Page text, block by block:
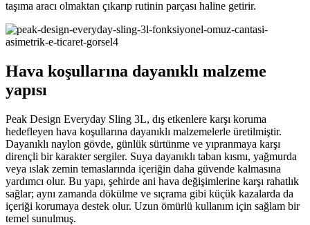
taşıma aracı olmaktan çıkarıp rutinin parçası haline getirir.
Hava koşullarına dayanıklı malzeme
yapısı
Peak Design Everyday Sling 3L, dış etkenlere karşı koruma
hedefleyen hava koşullarına dayanıklı malzemelerle üretilmiştir.
Dayanıklı naylon gövde, günlük sürtünme ve yıpranmaya karşı
dirençli bir karakter sergiler. Suya dayanıklı taban kısmı, yağmurda
veya ıslak zemin temaslarında içeriğin daha güvende kalmasına
yardımcı olur. Bu yapı, şehirde ani hava değişimlerine karşı rahatlık
sağlar; aynı zamanda dökülme ve sıçrama gibi küçük kazalarda da
içeriği korumaya destek olur. Uzun ömürlü kullanım için sağlam bir
temel sunulmuş.